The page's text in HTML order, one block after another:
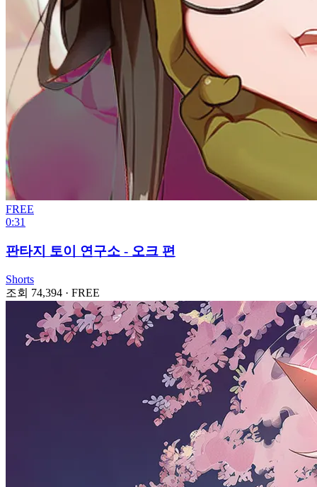
FREE
0:31
판타지 토이 연구소 - 오크 편
Shorts
조회 74,394 · FREE